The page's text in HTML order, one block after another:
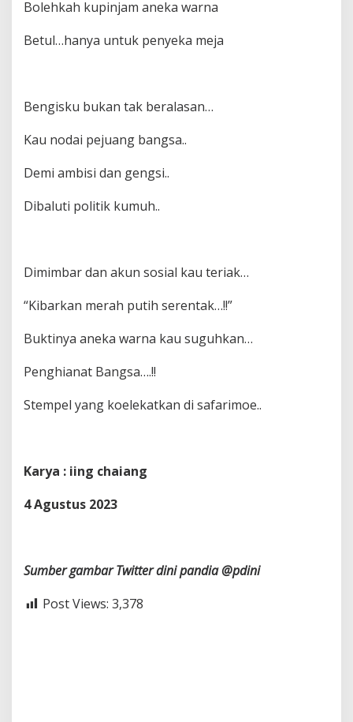
Bolehkah kupinjam aneka warna
Betul…hanya untuk penyeka meja
Bengisku bukan tak beralasan…
Kau nodai pejuang bangsa..
Demi ambisi dan gengsi..
Dibaluti politik kumuh..
Dimimbar dan akun sosial kau teriak…
“Kibarkan merah putih serentak…!!”
Buktinya aneka warna kau suguhkan…
Penghianat Bangsa….!!
Stempel yang koelekatkan di safarimoe..
Karya : iing chaiang
4 Agustus 2023
Sumber gambar Twitter dini pandia @pdini
Post Views: 3,378